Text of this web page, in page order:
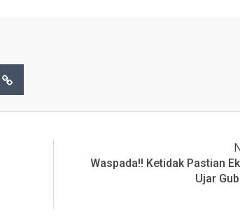
Waspada!! Ketidak Pastian
Ujar